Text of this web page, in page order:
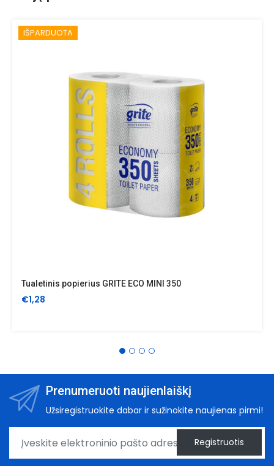
IŠPARDUOTA
Tualetinis popierius GRITE ECO MINI 350
€1,28
Prenumeruoti naujienlaiškį
Užsiregistruokite dabar ir sužinokite naujienas pirmi!
Registruotis